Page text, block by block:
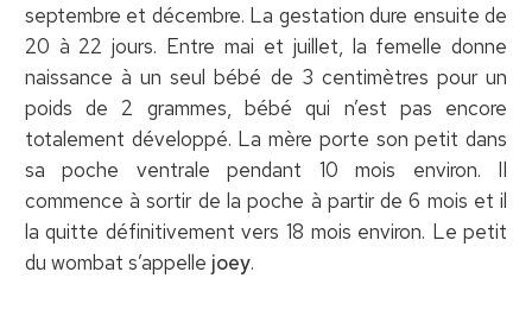
septembre et décembre. La gestation dure ensuite de
20 à 22 jours. Entre mai et juillet, la femelle donne
naissance à un seul bébé de 3 centimètres pour un
poids de 2 grammes, bébé qui n’est pas encore
totalement développé. La mère porte son petit dans
sa poche ventrale pendant 10 mois environ. Il
commence à sortir de la poche à partir de 6 mois et il
la quitte définitivement vers 18 mois environ. Le petit
du wombat s’appelle joey.